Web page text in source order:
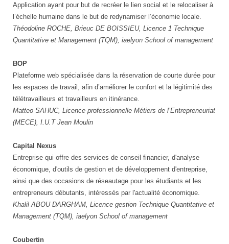
Application ayant pour but de recréer le lien social et le relocaliser à
l’échelle humaine dans le but de redynamiser l’économie locale.
Théodoline ROCHE, Brieuc DE BOISSIEU, Licence 1 Technique
Quantitative et Management (TQM), iaelyon School of management
BOP
Plateforme web spécialisée dans la réservation de courte durée pour
les espaces de travail, afin d’améliorer le confort et la légitimité des
télétravailleurs et travailleurs en itinérance.
Matteo SAHUC, Licence professionnelle Métiers de l’Entrepreneuriat
(MECE), I.U.T Jean Moulin
Capital Nexus
Entreprise qui offre des services de conseil financier, d'analyse
économique, d'outils de gestion et de développement d'entreprise,
ainsi que des occasions de réseautage pour les étudiants et les
entrepreneurs débutants, intéressés par l'actualité économique.
Khalil ABOU DARGHAM, Licence gestion Technique Quantitative et
Management (TQM), iaelyon School of management
Coubertin